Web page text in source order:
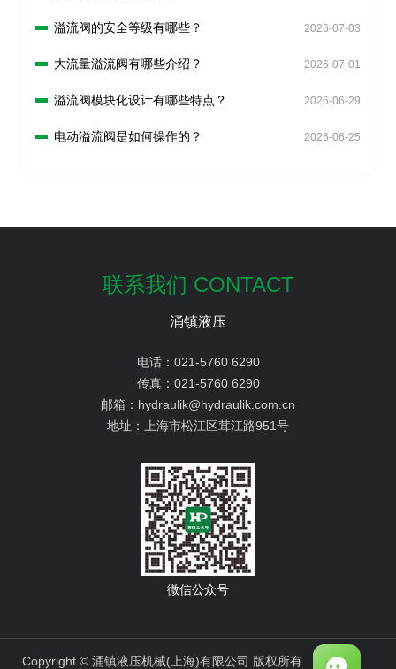
溢流阀的安全等级有哪些？ 2026-07-03
大流量溢流阀有哪些介绍？ 2026-07-01
溢流阀模块化设计有哪些特点？ 2026-06-29
电动溢流阀是如何操作的？ 2026-06-25
联系我们 CONTACT
涌镇液压
电话： 021-5760 6290
传真： 021-5760 6290
邮箱： hydraulik@hydraulik.com.cn
地址：
上海市松江区茸江路951号
微信公众号
Copyright © 涌镇液压机械(上海)有限公司 版权所有